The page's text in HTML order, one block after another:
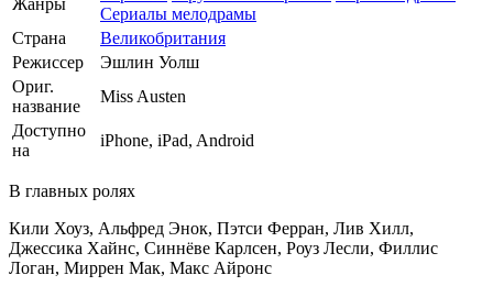
Сериалы мелодрамы
Страна
Великобритания
Режиссер
Эшлин Уолш
Ориг.
название
Miss Austen
Доступно
на
iPhone, iPad, Android
В главных ролях
Кили Хоуз, Альфред Энок, Пэтси Ферран, Лив Хилл,
Джессика Хайнс, Синнёве Карлсен, Роуз Лесли, Филлис
Логан, Миррен Мак, Макс Айронс